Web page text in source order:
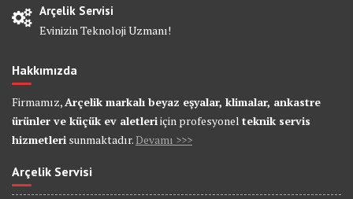
Arçelik Servisi
Evinizin Teknoloji Uzmanı!
Hakkımızda
Firmamız,Arçelik markalı beyaz eşyalar, klimalar, ankastre
ürünler ve küçük ev aletleriiçin profesyonel teknik servis
hizmetleri sunmaktadır.Devamı >>>
Arçelik Servisi